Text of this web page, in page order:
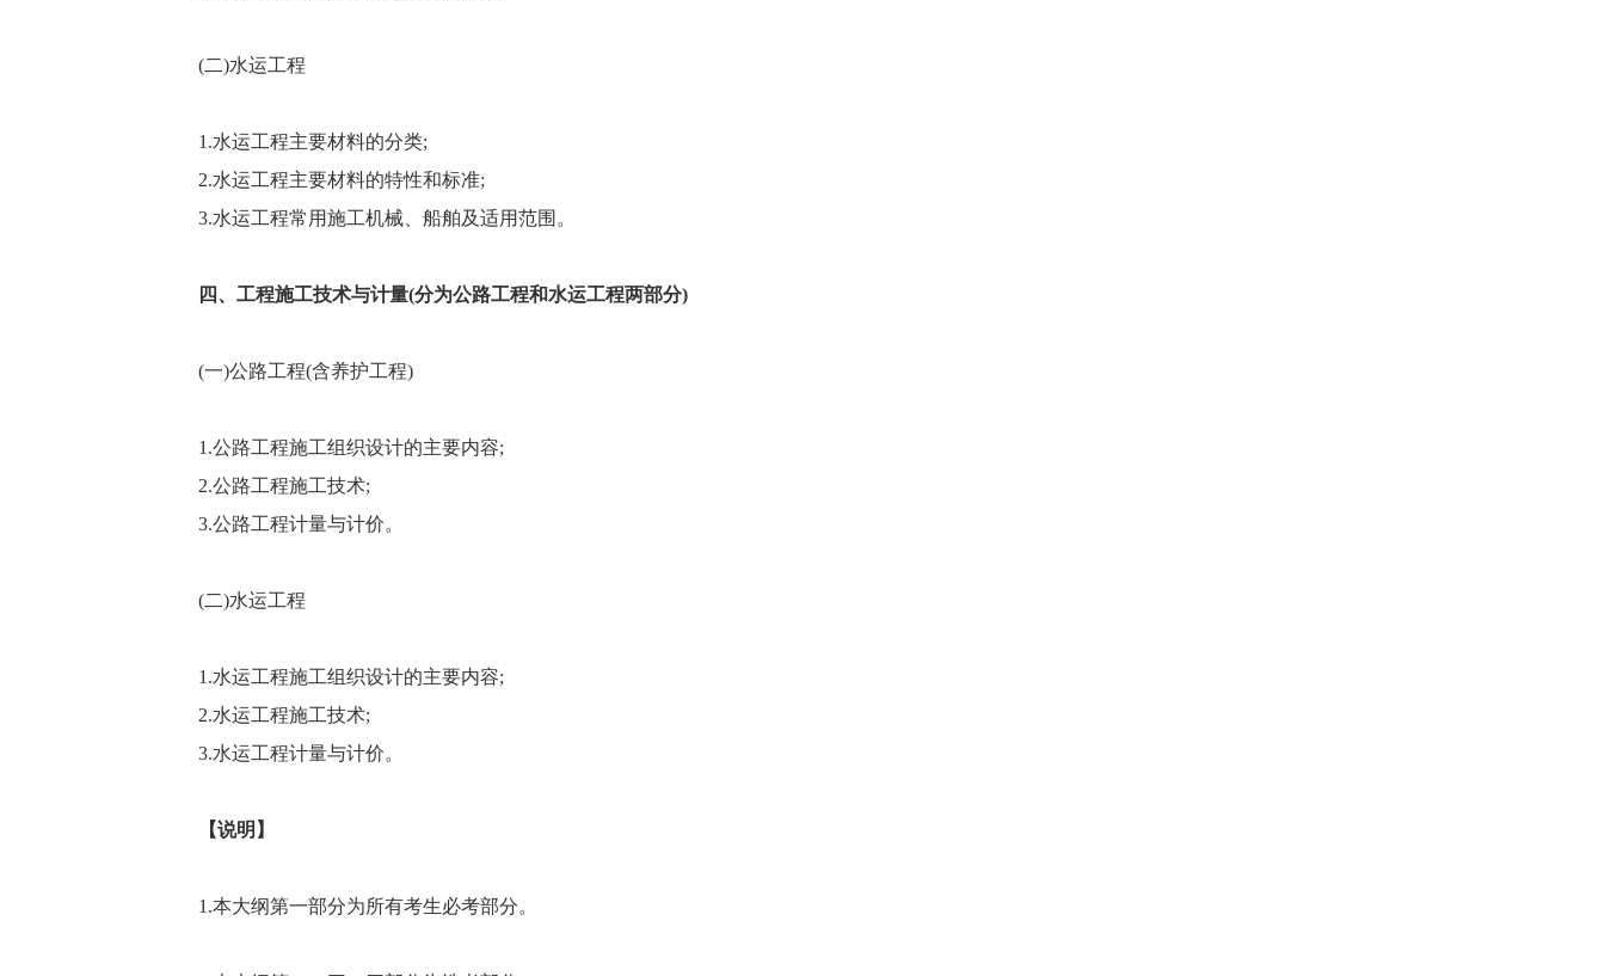
(二)水运工程
1.水运工程主要材料的分类;
2.水运工程主要材料的特性和标准;
3.水运工程常用施工机械、船舶及适用范围。
四、工程施工技术与计量(分为公路工程和水运工程两部分)
(一)公路工程(含养护工程)
1.公路工程施工组织设计的主要内容;
2.公路工程施工技术;
3.公路工程计量与计价。
(二)水运工程
1.水运工程施工组织设计的主要内容;
2.水运工程施工技术;
3.水运工程计量与计价。
【说明】
1.本大纲第一部分为所有考生必考部分。